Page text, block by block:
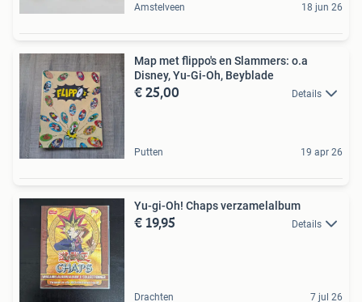
Amstelveen 18 jun 26
Map met flippo's en Slammers: o.a
Disney, Yu-Gi-Oh, Beyblade
€ 25,00 Details
Putten 19 apr 26
Yu-gi-Oh! Chaps verzamelalbum
€ 19,95 Details
Drachten 7 jul 26